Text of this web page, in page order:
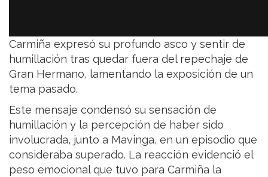
Carmiña expresó su profundo asco y sentir de
humillación tras quedar fuera del repechaje de
Gran Hermano, lamentando la exposición de un
tema pasado.
Este mensaje condensó su sensación de
humillación y la percepción de haber sido
involucrada, junto a Mavinga, en un episodio que
consideraba superado. La reacción evidenció el
peso emocional que tuvo para Carmiña la